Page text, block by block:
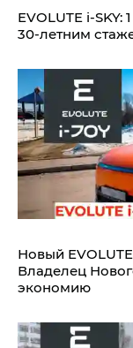
EVOLUTE
30-летним
Новый
Владелец
экономию